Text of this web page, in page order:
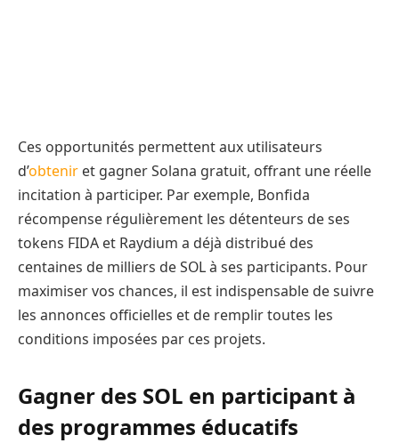
Ces opportunités permettent aux utilisateurs
d’obtenir et gagner Solana gratuit, offrant une réelle
incitation à participer. Par exemple, Bonfida
récompense régulièrement les détenteurs de ses
tokens FIDA et Raydium a déjà distribué des
centaines de milliers de SOL à ses participants. Pour
maximiser vos chances, il est indispensable de suivre
les annonces officielles et de remplir toutes les
conditions imposées par ces projets.
Gagner des SOL en participant à
des programmes éducatifs